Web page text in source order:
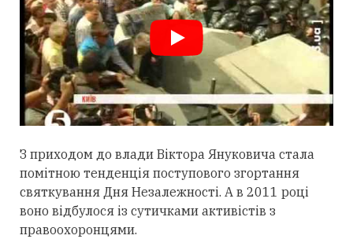
З приходом до влади Віктора Януковича стала
помітною тенденція поступового згортання
святкування Дня Незалежності. А в 2011 році
воно відбулося із сутичками активістів з
правоохоронцями.